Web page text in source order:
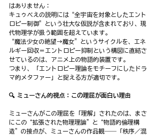
はありません：
キュゥべえの説明には“全宇宙を対象としたエント
ロピー制御”という壮大な仮説が含まれており、現
代物理学が扱う範囲を超えています。
“魔法少女の絶望→魔女”というサイクルを、エネ
ルギー回収＝エントロピー抑制という構図に直結さ
せているのは、アニメ上の物語的装置です。
つまり、「エントロピー理論をモチーフにしたドラ
マ的メタファー」と捉える方が適切です。
🔍 ミューさん的視点：この理屈が面白い理由
ミューさんがこの理屈を「理解」されたのは、まさ
にこの“拡張された物理理論”と“物語的倫理構
造”の接点が、ミューさんの作品観――「秩序／混